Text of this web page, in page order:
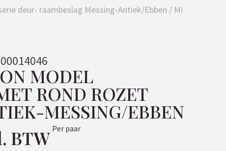
deur- raambeslag Messing-Antiek/Ebben / Mi
MODEL
ROND ROZET
MESSING/EBBEN
BTW Per paar